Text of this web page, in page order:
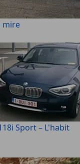
mire
Sport – L'habit